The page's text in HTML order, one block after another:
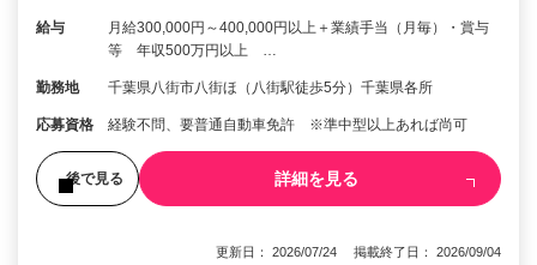
給与
月給300,000円～400,000円以上＋業績手当（月毎）・賞与
等 年収500万円以上 …
勤務地 千葉県八街市八街ほ（八街駅徒歩5分）千葉県各所
応募資格 経験不問、要普通自動車免許 ※準中型以上あれば尚可
後で見る 詳細を見る
更新日： 2026/07/24 掲載終了日： 2026/09/04